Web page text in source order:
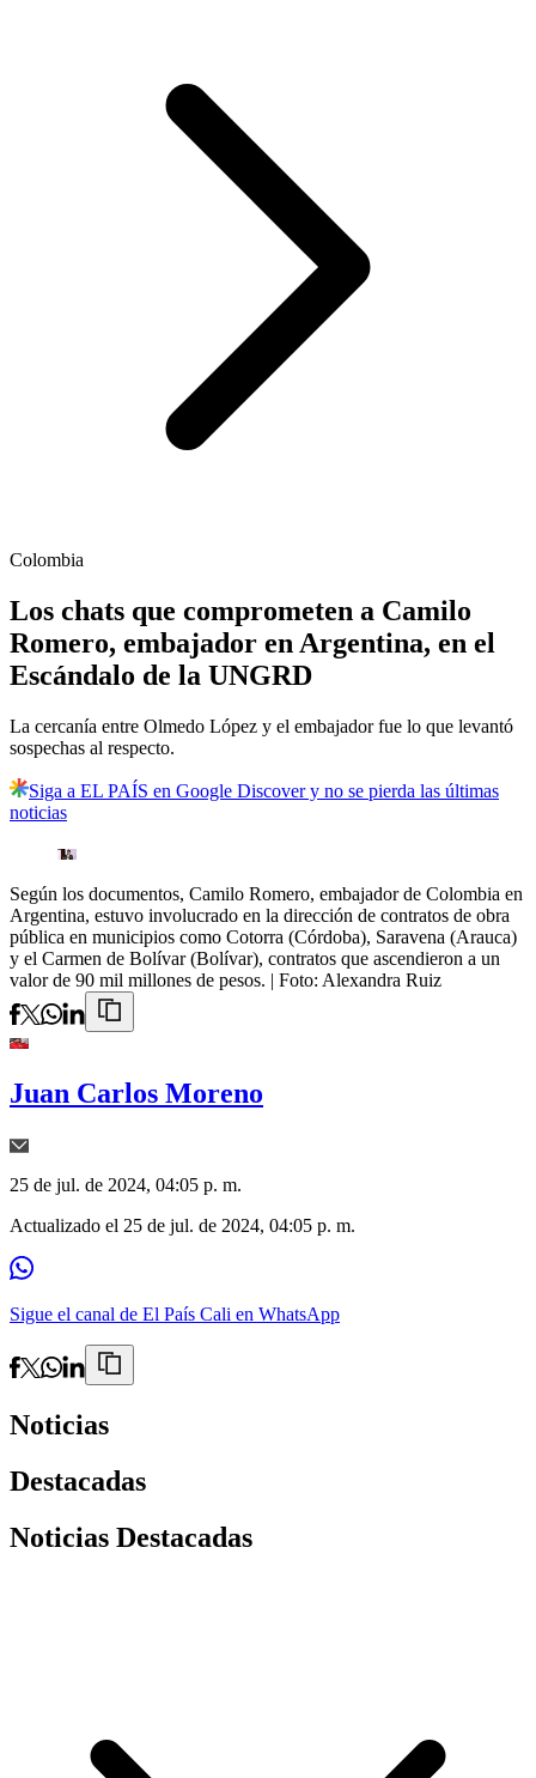
Colombia
Los chats que comprometen a Camilo
Romero, embajador en Argentina, en el
Escándalo de la UNGRD
La cercanía entre Olmedo López y el embajador fue lo que levantó
sospechas al respecto.
Siga a EL PAÍS en Google Discover y no se pierda las últimas
noticias
Según los documentos, Camilo Romero, embajador de Colombia en
Argentina, estuvo involucrado en la dirección de contratos de obra
pública en municipios como Cotorra (Córdoba), Saravena (Arauca)
y el Carmen de Bolívar (Bolívar), contratos que ascendieron a un
valor de 90 mil millones de pesos. | Foto: Alexandra Ruiz
Juan Carlos Moreno
25 de jul. de 2024, 04:05 p. m.
Actualizado el 25 de jul. de 2024, 04:05 p. m.
Sigue el canal de El País Cali en WhatsApp
Noticias
Destacadas
Noticias Destacadas